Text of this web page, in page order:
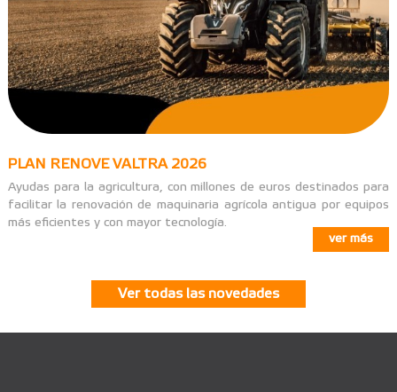
PLAN RENOVE VALTRA 2026
Ayudas para la agricultura, con millones de euros destinados para
facilitar la renovación de maquinaria agrícola antigua por equipos
más eficientes y con mayor tecnología.
ver más
Ver todas las novedades